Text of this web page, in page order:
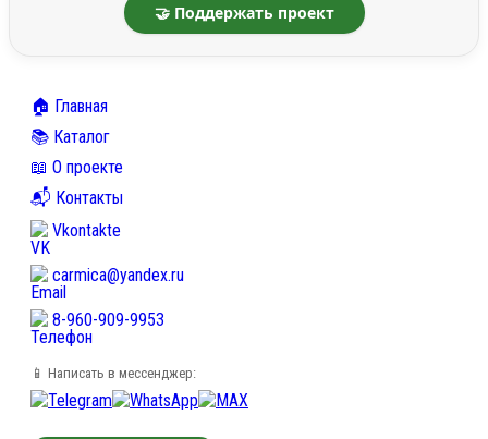
🤝 Поддержать проект
🏠 Главная
📚 Каталог
📖 О проекте
📬 Контакты
Vkontakte
carmica@yandex.ru
8-960-909-9953
📱 Написать в мессенджер: